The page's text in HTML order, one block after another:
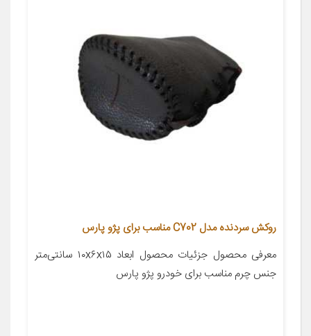
روکش سردنده مدل C702 مناسب برای پژو پارس
معرفی محصول جزئیات محصول ابعاد ۱۰x۶x۱۵ سانتی‌متر
جنس چرم مناسب برای خودرو پژو پارس